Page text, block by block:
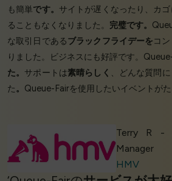
も簡単です。 サイトが遅くなったり、カ
ることもなくなりました。 完璧です。
な取引日であるブラックフライデーをコ
りました。ビジネスにも好評です。
た。 サポートは素晴らしく 、どんな質問に
た。 Queue-Fairを使用したいイベントが
Terry R -
Manager
HMV